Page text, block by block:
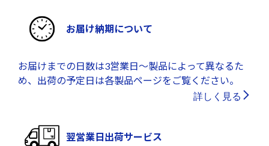
お届け納期について
お届けまでの日数は3営業日～製品によって異なるた
め、出荷の予定日は各製品ページをご覧ください。
詳しく見る
翌営業日出荷サービス